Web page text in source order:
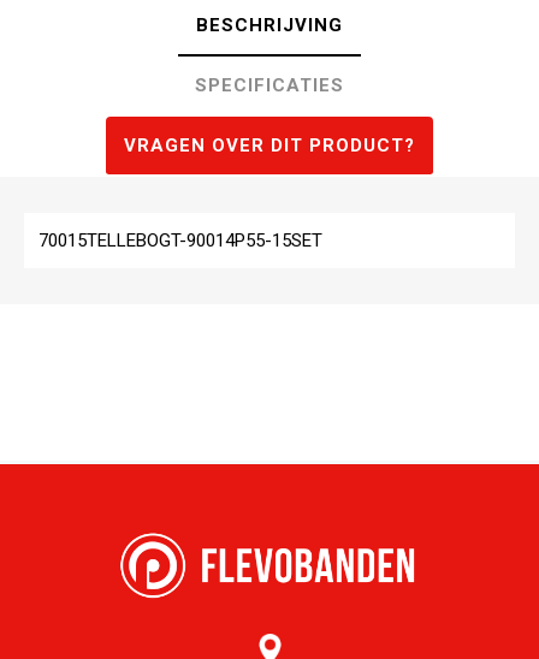
BESCHRIJVING
SPECIFICATIES
VRAGEN OVER DIT PRODUCT?
70015TELLEBOGT-90014P55-15SET